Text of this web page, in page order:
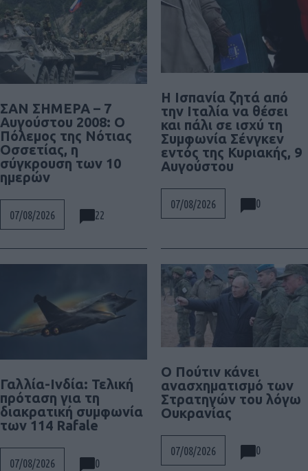
ΣΑΝ ΣΗΜΕΡΑ – 7
Αυγούστου 2008: Ο
Πόλεμος της Νότιας
Οσσετίας, η
σύγκρουση των 10
ημερών
07/08/2026 22
Η Ισπανία ζητά από
την Ιταλία να θέσει
και πάλι σε ισχύ τη
Συμφωνία Σένγκεν
εντός της Κυριακής, 9
Αυγούστου
07/08/2026 0
Γαλλία-Ινδία: Τελική
πρόταση για τη
διακρατική συμφωνία
των 114 Rafale
07/08/2026 0
Ο Πούτιν κάνει
ανασχηματισμό των
Στρατηγών του λόγω
Ουκρανίας
07/08/2026 0